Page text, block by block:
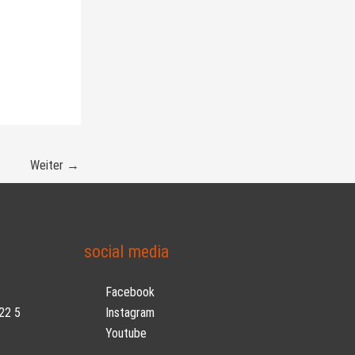
Weiter →
5
social media
Facebook
Instagram
Youtube